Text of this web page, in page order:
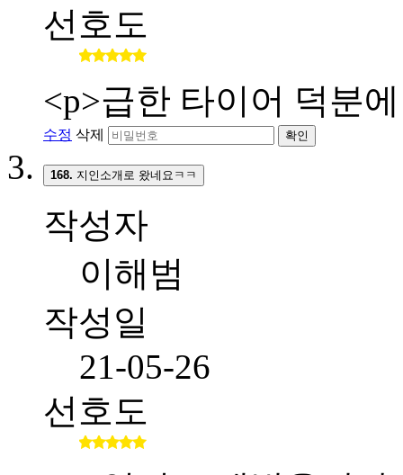
선호도
<p>급한 타이어 덕분
수정 삭제 확인
168. 지인소개로 왔네요ㅋㅋ
작성자
이해범
작성일
21-05-26
선호도